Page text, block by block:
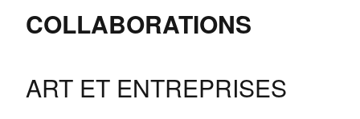
COLLABORATIONS
ART ET ENTREPRISES